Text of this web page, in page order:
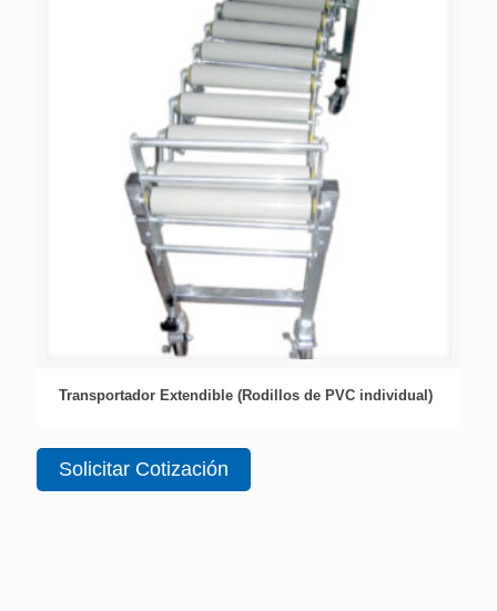
Transportador Extendible (Rodillos de PVC individual)
Solicitar Cotización